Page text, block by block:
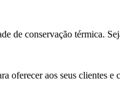
de conservação térmica.
oferecer aos seus clientes